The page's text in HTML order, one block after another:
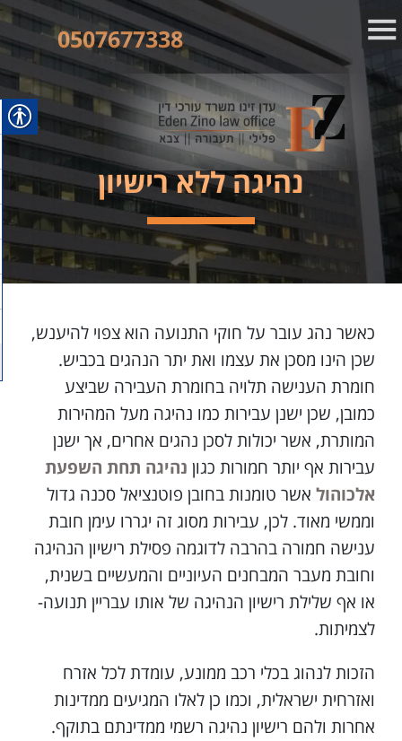
0507677338
נהיגה ללא רישיון
כאשר נהג עובר על חוקי התנועה הוא צפוי להיענש,
שכן הינו מסכן את עצמו ואת יתר הנהגים בכביש.
חומרת הענישה תלויה בחומרת העבירה שביצע
כמובן, שכן ישנן עבירות כמו נהיגה מעל המהירות
המותרת, אשר יכולות לסכן נהגים אחרים, אך ישנן
עבירות אף יותר חמורות כגון נהיגה תחת השפעת
אלכוהול אשר טומנות בחובן פוטנציאל סכנה גדול
וממשי מאוד. לכן, עבירות מסוג זה יגררו עימן חובת
ענישה חמורה בהרבה לדוגמה פסילת רישיון הנהיגה
וחובת מעבר המבחנים העיוניים והמעשיים בשנית,
או אף שלילת רישיון הנהיגה של אותו עבריין תנועה-
לצמיתות.
הזכות לנהוג בכלי רכב ממונע, עומדת לכל אזרח
ואזרחית ישראלית, וכמו כן לאלו המגיעים ממדינות
אחרות ולהם רישיון נהיגה רשמי ממדינתם בתוקף.